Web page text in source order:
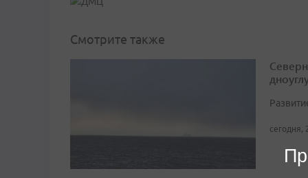
Смотрите также
сегодня,